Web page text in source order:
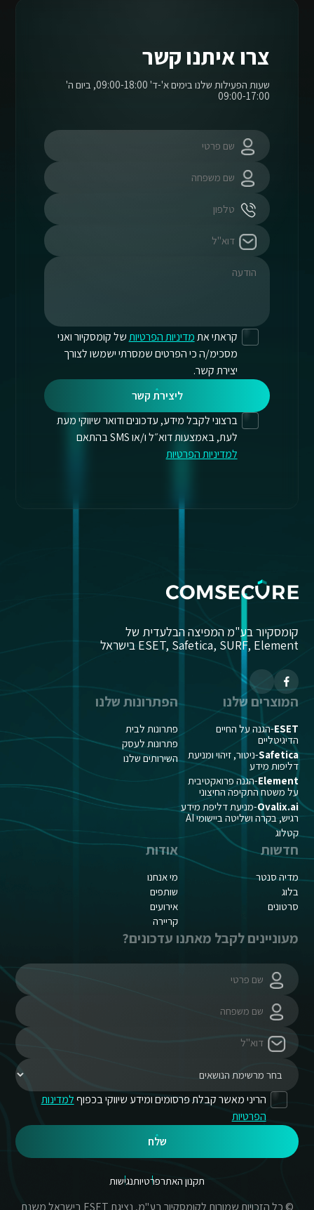
צרו איתנו קשר
שעות הפעילות שלנו בימים א'-ד' 09:00-18:00, ביום ה'
09:00-17:00
קראתי אתמדיניות הפרטיותשל קומסקיור ואני
מסכימ/ה כי הפרטים שמסרתי ישמשו לצורך
יצירת קשר.
ליצירת קשר
ברצוני לקבל מידע, עדכונים ודואר שיווקי מעת
לעת, באמצעות דוא״ל ו/או SMS בהתאם
למדיניות הפרטיות
קומסקיור בע"מ המפיצה הבלעדית של
ESET, Safetica, SURF, Element בישראל
המוצרים שלנו
ESET-הגנה על החיים
הדיגיטליים
Safetica-ניטור, זיהוי ומניעת
דליפות מידע
Element-הגנה פרואקטיבית
על משטח התקיפה החיצוני
Ovalix.ai-מניעת דליפת מידע
רגיש, בקרה ושליטה ביישומי AI
קטלוג
הפתרונות שלנו
פתרונות לבית
פתרונות לעסק
השירותים שלנו
חדשות
מדיה סנטר
בלוג
סרטונים
אודות
מי אנחנו
שותפים
אירועים
קריירה
מעוניינים לקבל מאתנו עדכונים?
הריני מאשר קבלת פרסומים ומידע שיווקי בכפוףלמדינות
הפרטיות
שלח
תקנון האתרפרטיותנגישות
© כל הזכויות שמורות לקומסקיור בע"מ, נציגת ESET בישראל משנת